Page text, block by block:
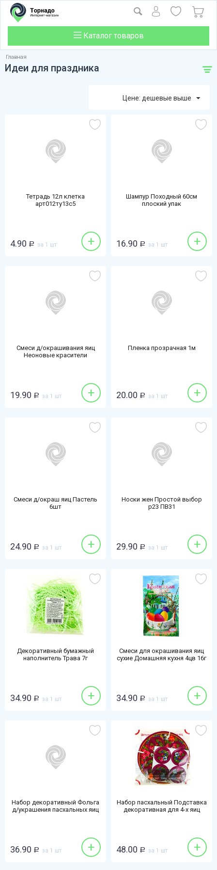
Каталог товаров
Главная
Идеи для праздника
Цене: дешевые выше
Тетрадь 12л клетка
арт012ту13с5
4.90 Р за 1 шт +
Шампур Походный 60см
плоский упак
16.90 Р за 1 шт +
Смеси д/окрашивания яиц
Неоновые красители
19.90 Р за 1 шт +
Пленка прозрачная 1м
20.00 Р за 1 шт +
Смеси д/окраш яиц Пастель
6шт
24.90 Р за 1 шт +
Носки жен Простой выбор
р23 ПВ31
29.90 Р за 1 шт +
Декоративный бумажный
наполнитель Трава 7г
34.90 Р за 1 шт +
Смеси для окрашивания яиц
сухие Домашняя кухня 4цв 16г
34.90 Р за 1 шт +
Набор декоративный Фольга
д/украшения пасхальных яиц
36.90 Р за 1 шт +
Набор пасхальный Подставка
декоративная для 4-х яиц
48.00 Р за 1 шт +